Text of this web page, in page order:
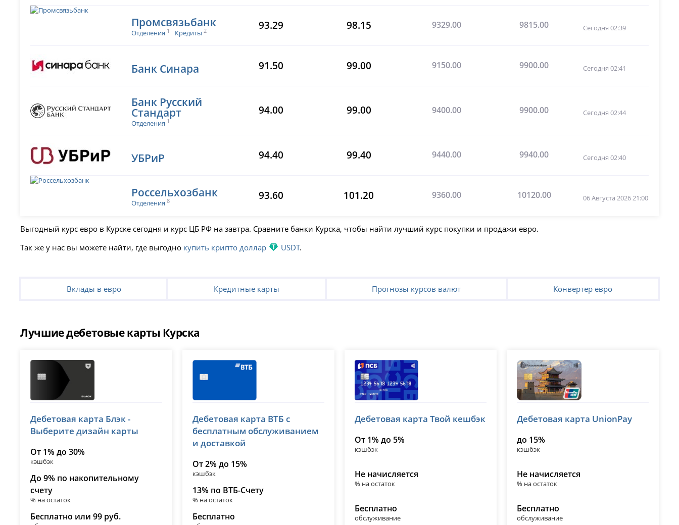
Промсвязьбанк
Отделения 1 Кредиты 2 93.29 98.15 9329.00 9815.00 Сегодня 02:39
Банк Синара 91.50 99.00 9150.00 9900.00 Сегодня 02:41
Банк Русский
Стандарт
Отделения 1
94.00 99.00 9400.00 9900.00 Сегодня 02:44
УБРиР 94.40 99.40 9440.00 9940.00 Сегодня 02:40
Россельхозбанк
Отделения 8 93.60 101.20 9360.00 10120.00 06 Августа 2026 21:00
Выгодный курс евро в Курске сегодня и курс ЦБ РФ на завтра. Сравните банки Курска, чтобы найти лучший курс покупки и продажи евро.
Так же у нас вы можете найти, где выгодно купить крипто доллар USDT.
Вклады в евро Кредитные карты Прогнозы курсов валют Конвертер евро
Лучшие дебетовые карты Курска
лицензия № 2673
Дебетовая карта Блэк -
Выберите дизайн карты
От 1% до 30%
кэшбэк
До 9% по накопительному
счету
% на остаток
Бесплатно или 99 руб.
лицензия № 1000
Дебетовая карта ВТБ с
бесплатным обслуживанием
и доставкой
От 2% до 15%
кэшбэк
13% по ВТБ-Счету
% на остаток
Бесплатно
лицензия № 3251
Дебетовая карта Твой кешбэк
От 1% до 5%
кэшбэк
Не начисляется
% на остаток
Бесплатно
обслуживание
лицензия № 3349
Дебетовая карта UnionPay
до 15%
кэшбэк
Не начисляется
% на остаток
Бесплатно
обслуживание